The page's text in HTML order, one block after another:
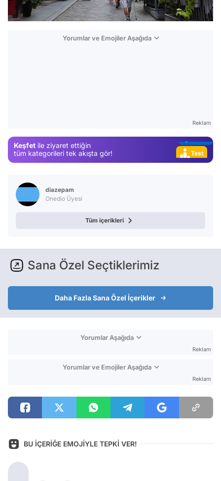
Yorumlar ve Emojiler Aşağıda
Reklam
Keşfet ile ziyaret ettiğin
tüm kategorileri tek akışta gör!
Test
diazepam
Onedio Üyesi
Tüm içerikleri
Sana Özel Seçtiklerimiz
Daha Fazla Sana Özel İçerikler
Yorumlar Aşağıda
Reklam
Yorumlar ve Emojiler Aşağıda
Reklam
BU İÇERİĞE EMOJİYLE TEPKİ VER!